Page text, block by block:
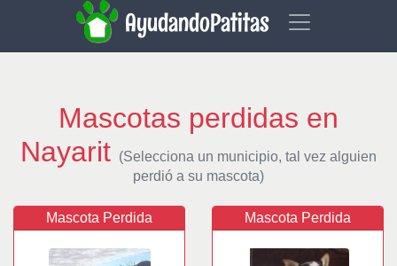
AyudandoPatitas
Mascotas perdidas en
Nayarit (Selecciona un municipio, tal vez alguien
perdió a su mascota)
Mascota Perdida Mascota Perdida